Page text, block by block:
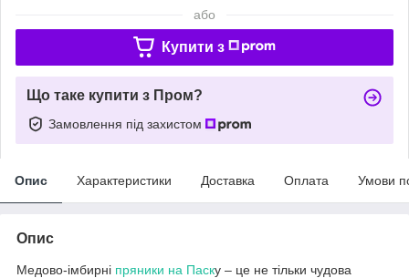
або
Купити з
Що таке купити з Пром?
Замовлення під захистом
Опис Характеристики Доставка Оплата Умови
Опис
Медово-імбирні пряники на Паску – це не тільки чудова